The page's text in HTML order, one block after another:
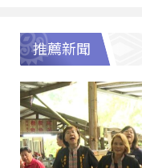
推薦新聞